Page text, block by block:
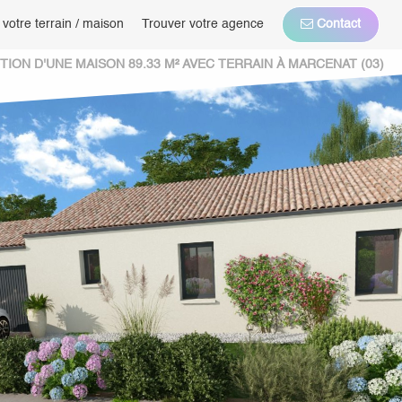
terrain / maison Trouver votre agence Contact
D'UNE MAISON 89.33 M² AVEC TERRAIN À MARCENAT (03)